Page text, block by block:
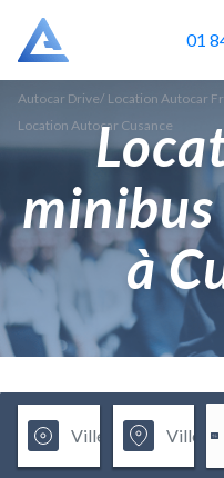
01
Autocar Drive/ Location Autocar
Location Autocar Cusance
à